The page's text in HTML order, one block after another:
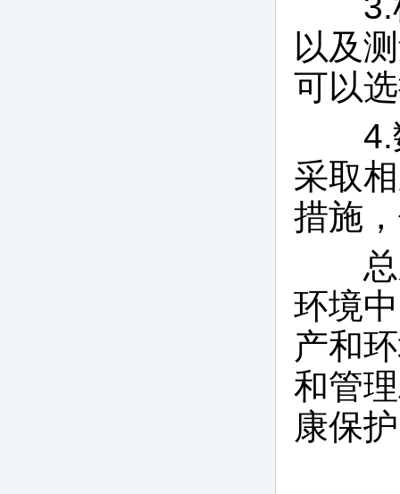
以及
可以
4.数
采取
措施
总之
环境
产和
和管
康保